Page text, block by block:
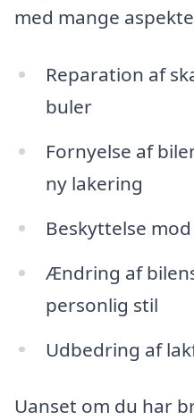
med mange
Reparation af
buler
Fornyelse af
ny lakering
Beskyttelse
Ændring af
personlig stil
Udbedring af
Uanset om du har